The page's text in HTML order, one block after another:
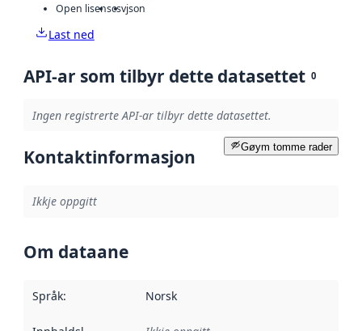
Open lisenscsvjson
Last ned
API-ar som tilbyr dette datasettet 0
Ingen registrerte API-ar tilbyr dette datasettet.
Gøym tomme rader
Kontaktinformasjon
Ikkje oppgitt
Om dataane
Språk: Norsk